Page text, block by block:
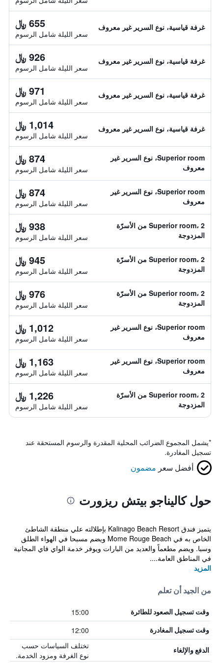
غرفة قياسية، نوع السرير غير معروف 655 ﷼
سعر الليلة شامل الرسوم
غرفة قياسية، نوع السرير غير معروف 926 ﷼
سعر الليلة شامل الرسوم
غرفة قياسية، نوع السرير غير معروف 971 ﷼
سعر الليلة شامل الرسوم
غرفة قياسية، نوع السرير غير معروف 1,014 ﷼
سعر الليلة شامل الرسوم
Superior room، نوع السرير غير
معروف
874 ﷼
سعر الليلة شامل الرسوم
Superior room، نوع السرير غير
معروف
874 ﷼
سعر الليلة شامل الرسوم
Superior room، 2 من الأسرّة
المزدوجة
938 ﷼
سعر الليلة شامل الرسوم
Superior room، 2 من الأسرّة
المزدوجة
945 ﷼
سعر الليلة شامل الرسوم
Superior room، 2 من الأسرّة
المزدوجة
976 ﷼
سعر الليلة شامل الرسوم
Superior room، نوع السرير غير
معروف
1,012 ﷼
سعر الليلة شامل الرسوم
Superior room، نوع السرير غير
معروف
1,163 ﷼
سعر الليلة شامل الرسوم
Superior room، 2 من الأسرّة
المزدوجة
1,226 ﷼
سعر الليلة شامل الرسوم
*يشمل المجموع الضرائب المحلية المقدرة والرسوم المستحقة عند
تسجيل المغادرة.
أفضل سعر مضمون
حول كاليناجو بيتش ريزورت
يتميز فندق Kalinago Beach Resort بإطلالته علي منطقة الشاطئ
الخاص به في Mome Rouge Beach ويضم مسبحا في الهواء الطلق
وسبا. ويضم مطعماً والعديد من البارات ويوفر خدمة الواي فاي المجانية
في المناطق العامة....
المزيد
من الجيد أن تعلم
وقت تسجيل الصعود للطائرة 15:00
وقت تسجيل المغادرة 12:00
الدفع والإلغاء
تختلف السياسات حسب
نوع الغرفة ومزود الخدمة.